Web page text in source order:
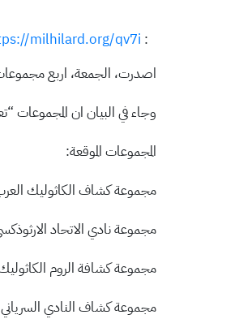
:
milhilard.org/qv7i
اصدرت، الجمعة، اربع
وجاء في البيان ان المجموعات
المجموعات الموقعة:
مجموعة كشاف الكاثوليك
مجموعة نادي الاتحاد
مجموعة كشافة الروم
مجموعة كشاف النادي